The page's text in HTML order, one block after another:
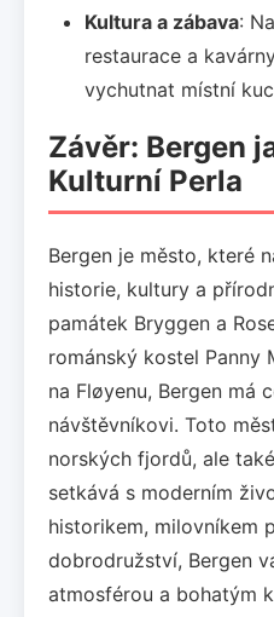
Kultura a zábava:
restaurace a
vychutnat místní
Závěr: Bergen
Kulturní Perla
Bergen je město, které
historie, kultury a
památek Bryggen a
románský kostel Panny
na Fløyenu, Bergen má
návštěvníkovi. Toto
norských fjordů, ale
setkává s moderním
historikem, milovníkem
dobrodružství, Bergen
atmosférou a bohatým